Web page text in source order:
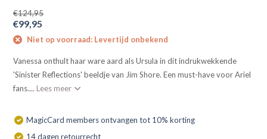
€124,95
€99,95
Niet op voorraad: Levertijd onbekend
Vanessa onthult haar ware aard als Ursula in dit indrukwekkende
'Sinister Reflections' beeldje van Jim Shore. Een must-have voor Ariel
fans.... Lees meer
MagicCard members ontvangen tot 10% korting
14 dagen retourrecht